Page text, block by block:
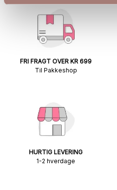
FRI FRAGT OVER KR 699
Til Pakkeshop
HURTIG LEVERING
1-2 hverdage